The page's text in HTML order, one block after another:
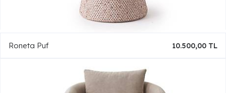
Roneta Puf 10.500,00 TL